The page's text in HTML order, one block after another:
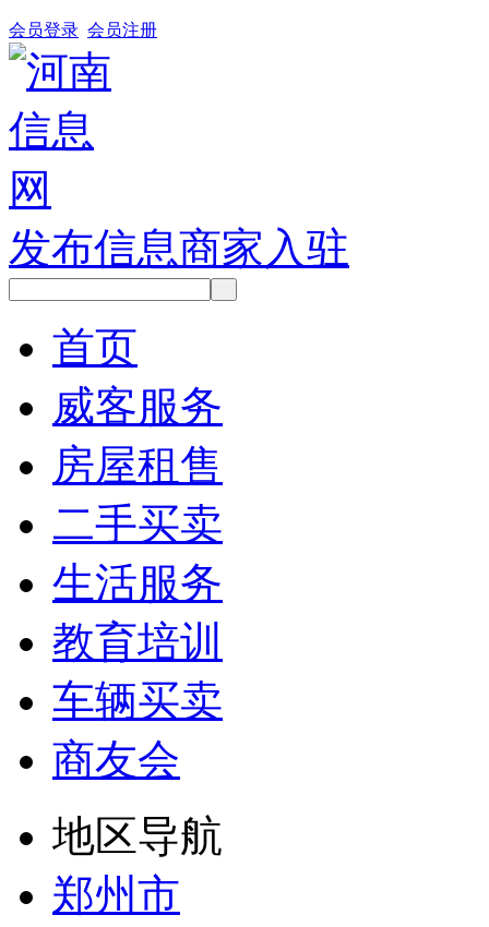
会员登录 会员注册
发布信息商家入驻
首页
威客服务
房屋租售
二手买卖
生活服务
教育培训
车辆买卖
商友会
地区导航
郑州市